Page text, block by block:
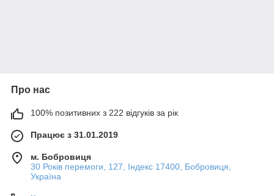
Про нас
100% позитивних з 222 відгуків за рік
Працює з 31.01.2019
м. Бобровиця
30 Років перемоги, 127, Індекс 17400, Бобровиця,
Україна